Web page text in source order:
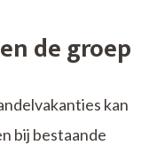
de groep
kan
bij bestaande